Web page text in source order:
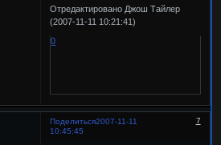
Отредактировано Джош Тайлер
(2007-11-11 10:21:41)
0
Поделиться 7
2007-11-11
10:45:45